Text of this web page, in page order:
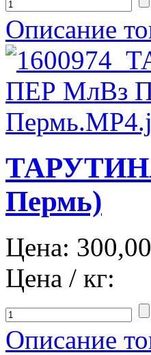
Описание
Пермь)
Цена:
Цена / кг:
Описание